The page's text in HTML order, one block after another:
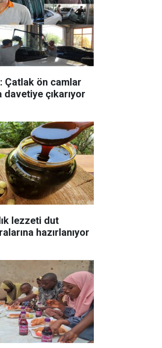
Çatlak ön camlar
çıkarıyor
lezzeti dut
hazırlanıyor